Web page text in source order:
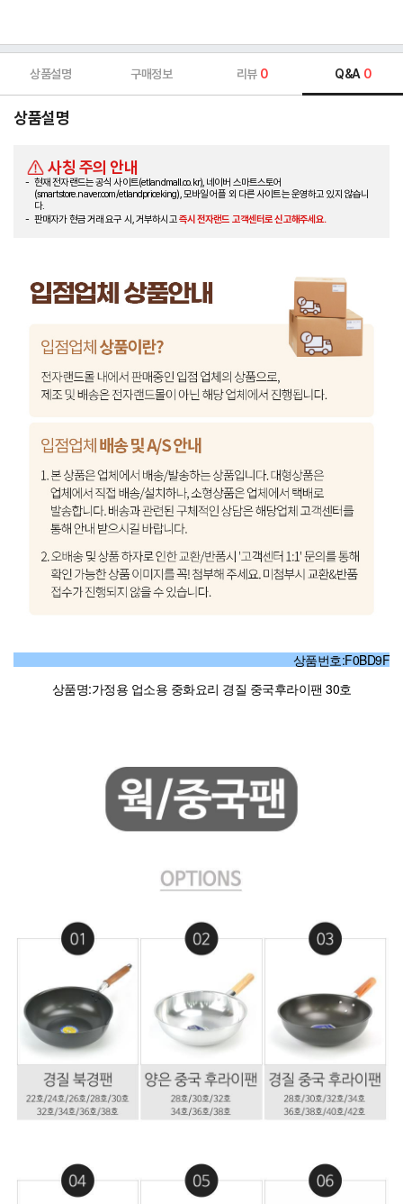
상품설명 구매정보 리뷰 0 Q&A 0
상품설명
사칭 주의 안내
현재 전자랜드는 공식 사이트(etlandmall.co.kr), 네이버 스마트스토어
(smartstore.naver.com/etlandpriceking), 모바일 어플 외 다른 사이트는 운영하고 있지 않습니
다.
판매자가 현금 거래 요구 시, 거부하시고즉시 전자랜드 고객센터로 신고해주세요.
상품번호:F0BD9F
상품명:가정용 업소용 중화요리 경질 중국후라이팬 30호